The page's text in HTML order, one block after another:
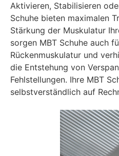
Aktivieren, Stabilisieren
Schuhe bieten maximalen
Stärkung der Muskulatur
sorgen MBT Schuhe auch
Rückenmuskulatur und
die Entstehung von
Fehlstellungen. Ihre MBT
selbstverständlich auf